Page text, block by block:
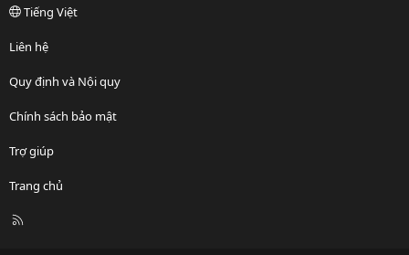
Tiếng Việt
Liên hệ
Quy định và Nội quy
Chính sách bảo mật
Trợ giúp
Trang chủ
R